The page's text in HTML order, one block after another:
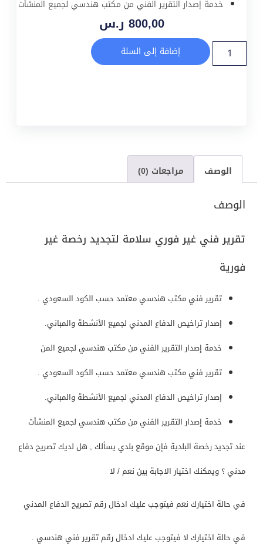
خدمة إصدار التقرير الفني من مكتب هندسي لجميع المنشأت
800,00 ر.س
إضافة إلى السلة
الوصف مراجعات (0)
الوصف
تقرير فني غير فوري سلامة لتجديد رخصة غير
فورية
تقرير فني مكتب هندسي معتمد حسب الكود السعودي .
إصدار تراخيص الدفاع المدني لجميع الأنشطة والمباني.
خدمة إصدار التقرير الفني من مكتب هندسي لجميع المن
تقرير فني مكتب هندسي معتمد حسب الكود السعودي .
إصدار تراخيص الدفاع المدني لجميع الأنشطة والمباني.
خدمة إصدار التقرير الفني من مكتب هندسي لجميع المنشأت
عند تجديد رخصة البلدية فإن موقع بلدي يسألك , هل لديك تصريح دفاع
مدني ؟ ويمكنك اختيار الاجابة بين نعم / لا
في حالة اختيارك نعم فيتوجب عليك ادخال رقم تصريح الدفاع المدني
في حالة اختيارك لا فيتوجب عليك ادخال رقم تقرير فني هندسي .